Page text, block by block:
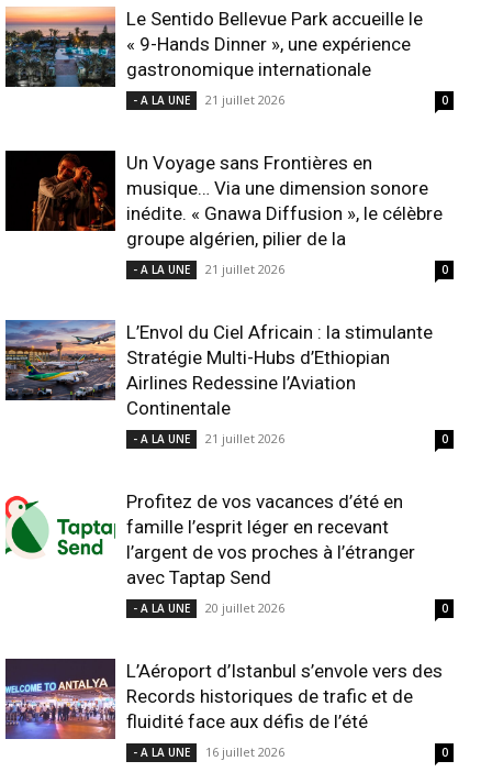
Le Sentido Bellevue Park accueille le
« 9-Hands Dinner », une expérience
gastronomique internationale
- A LA UNE 21 juillet 2026 0
Un Voyage sans Frontières en
musique… Via une dimension sonore
inédite. « Gnawa Diffusion », le célèbre
groupe algérien, pilier de la
- A LA UNE 21 juillet 2026 0
L’Envol du Ciel Africain : la stimulante
Stratégie Multi-Hubs d’Ethiopian
Airlines Redessine l’Aviation
Continentale
- A LA UNE 21 juillet 2026 0
Profitez de vos vacances d’été en
famille l’esprit léger en recevant
l’argent de vos proches à l’étranger
avec Taptap Send
- A LA UNE 20 juillet 2026 0
L’Aéroport d’Istanbul s’envole vers des
Records historiques de trafic et de
fluidité face aux défis de l’été
- A LA UNE 16 juillet 2026 0